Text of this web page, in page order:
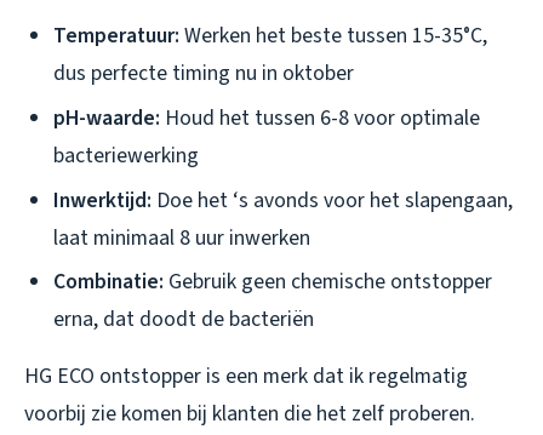
Temperatuur: Werken het beste tussen 15-35°C,
dus perfecte timing nu in oktober
pH-waarde: Houd het tussen 6-8 voor optimale
bacteriewerking
Inwerktijd: Doe het ‘s avonds voor het slapengaan,
laat minimaal 8 uur inwerken
Combinatie: Gebruik geen chemische ontstopper
erna, dat doodt de bacteriën
HG ECO ontstopper is een merk dat ik regelmatig
voorbij zie komen bij klanten die het zelf proberen.